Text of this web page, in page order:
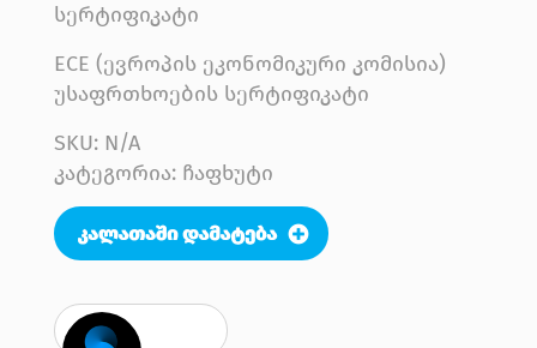
სერტიფიკატი
ECE (ევროპის ეკონომიკური კომისია)
უსაფრთხოების სერტიფიკატი
SKU: N/A
კატეგორია: ჩაფხუტი